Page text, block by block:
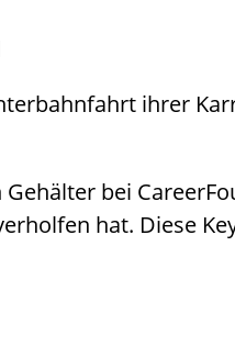
ihrer
bei
hat. Diese